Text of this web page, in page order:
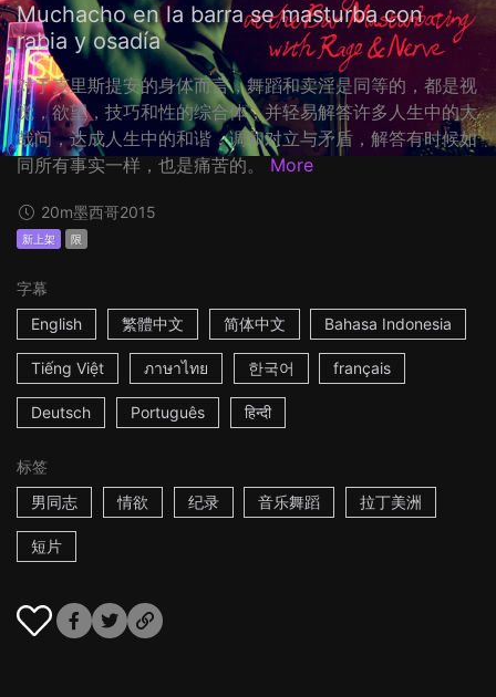
Muchacho en la barra se masturba con
rabia y osadía
对于克里斯提安的身体而言，舞蹈和卖淫是同等的，都是视
觉，欲望，技巧和性的综合体，并轻易解答许多人生中的大
哉问，达成人生中的和谐，调和对立与矛盾，解答有时候如
同所有事实一样，也是痛苦的。
More
20m墨西哥2015
新上架 限
字幕
English
繁體中文 简体中文 Bahasa Indonesia
Tiếng Việt ภาษาไทย 한국어 français
Deutsch Português हिन्दी
标签
男同志
情欲 纪录 音乐舞蹈 拉丁美洲
短片